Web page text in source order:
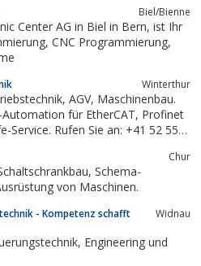
Biel/Bienne
AG in Biel in ‎Bern, ist Ihr
Winterthur
Maschinenbau.
für EtherCAT, Profinet
Service. Rufen Sie an: +41 52 551
Chur
Schema-
von Maschinen.
- Kompetenz schafft
Widnau
Engineering und